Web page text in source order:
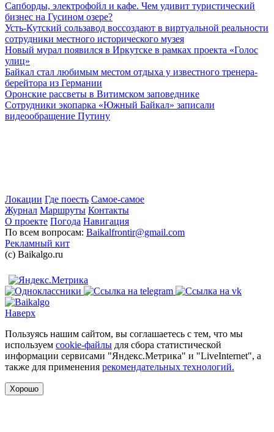
Сапборды, электрофойл и кафе. Чем удивит туристический
бизнес на Гусином озере?
Усть-Кутский сользавод воссоздают в виртуальной реальности
сотрудники местного исторического музея
Новый мурал появился в Иркутске в рамках проекта «Голос
улиц»
Байкал стал любимым местом отдыха у известного тренера-
берейтора из Германии
Оронские рассветы в Витимском заповеднике
Сотрудники экопарка «Южный Байкал» записали
видеообращение Путину
Локации Где поесть Самое-самое
Журнал Маршруты Контакты
О проекте Погода Навигация
По всем вопросам: Baikalfrontir@gmail.com
Рекламный кит
(с) Baikalgo.ru
Наверх
Пользуясь нашим сайтом, вы соглашаетесь с тем, что мы
используем cookie-файлы для сбора статистической
информации сервисами "Яндекс.Метрика" и "LiveInternet", а
также для применения рекомендательных технологий.
Хорошо